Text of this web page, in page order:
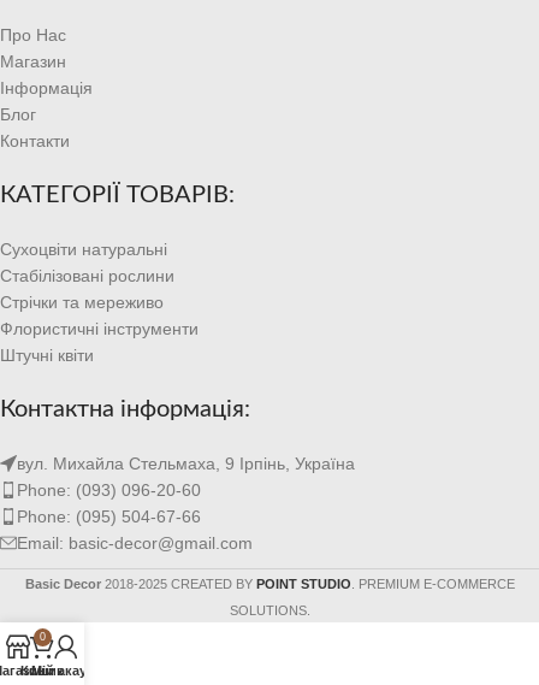
Про Нас
Магазин
Інформація
Блог
Контакти
КАТЕГОРІЇ ТОВАРІВ:
Сухоцвіти натуральні
Стабілізовані рослини
Стрічки та мереживо
Флористичні інструменти
Штучні квіти
Контактна інформація:
вул. Михайла Стельмаха, 9 Ірпінь, Україна
Phone: (093) 096-20-60
Phone: (095) 504-67-66
Email: basic-decor@gmail.com
Basic Decor 2018-2025 CREATED BY POINT STUDIO . PREMIUM E-COMMERCE
SOLUTIONS.
0
Кошик
Мій акаунт